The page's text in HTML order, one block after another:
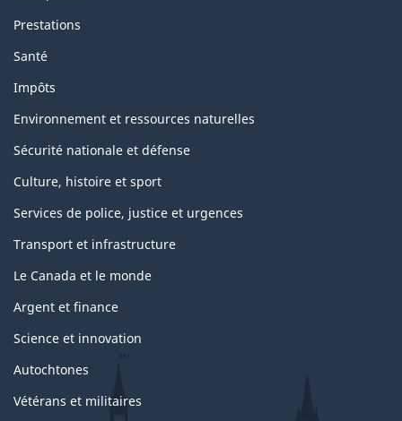
Prestations
Santé
Impôts
Environnement et ressources naturelles
Sécurité nationale et défense
Culture, histoire et sport
Services de police, justice et urgences
Transport et infrastructure
Le Canada et le monde
Argent et finance
Science et innovation
Autochtones
Vétérans et militaires